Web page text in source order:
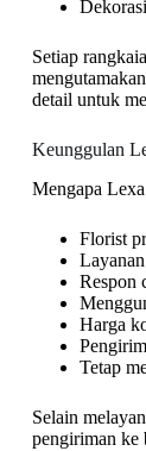
Setiap
detail untuk
Keunggulan
Mengapa
Florist
Respon
Harga
Tetap
Selain
pengiriman ke